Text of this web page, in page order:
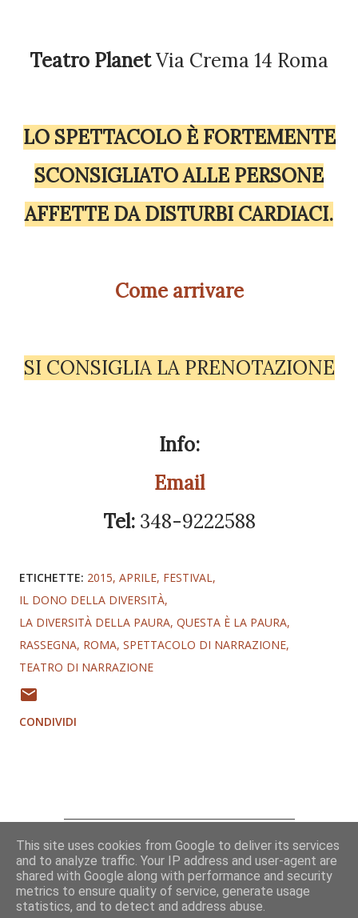
Teatro PlanetVia Crema 14 Roma
LO SPETTACOLO È FORTEMENTE
SCONSIGLIATO ALLE PERSONE
AFFETTE DA DISTURBI CARDIACI.
Come arrivare
SI CONSIGLIA LA PRENOTAZIONE
Info:
Email
Tel: 348-9222588
ETICHETTE: 2015 APRILE FESTIVAL
IL DONO DELLA DIVERSITÀ
LA DIVERSITÀ DELLA PAURA QUESTA È LA PAURA
RASSEGNA ROMA SPETTACOLO DI NARRAZIONE
TEATRO DI NARRAZIONE
CONDIVIDI
Chi sono
Contatti
© 2009-2026 Alessandro Ghebreigziabiher
This site uses cookies from Google to deliver its services
and to analyze traffic. Your IP address and user-agent are
shared with Google along with performance and security
metrics to ensure quality of service, generate usage
statistics, and to detect and address abuse.